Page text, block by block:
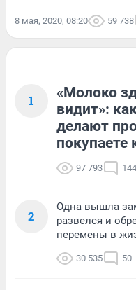
8 мая, 2020, 08:20 59 738
1
«Молоко
видит»:
делают
97 793 144
2
Одна вышла
развелся и
перемены в
30 535 50